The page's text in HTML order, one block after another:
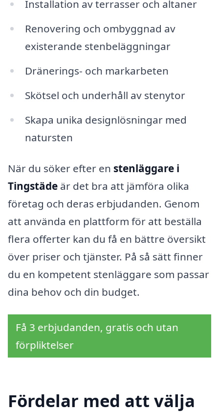
Installation av terrasser och altaner
Renovering och ombyggnad av
existerande stenbeläggningar
Dränerings- och markarbeten
Skötsel och underhåll av stenytor
Skapa unika designlösningar med
natursten
När du söker efter en stenläggare i
Tingstäde är det bra att jämföra olika
företag och deras erbjudanden. Genom
att använda en plattform för att beställa
flera offerter kan du få en bättre översikt
över priser och tjänster. På så sätt finner
du en kompetent stenläggare som passar
dina behov och din budget.
Få 3 erbjudanden, gratis och utan
förpliktelser
Fördelar med att välja